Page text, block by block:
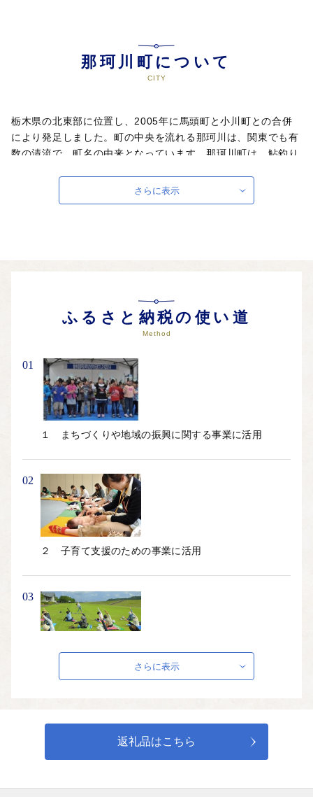
那珂川町について
栃木県の北東部に位置し、2005年に馬頭町と小川町との合併
により発足しました。町の中央を流れる那珂川は、関東でも有
数の清流で、町名の由来となっています。那珂川町は、鮎釣り
です。温泉や美術館、ゴルフ場やキャンプ場などの観光施設が
あり、訪れる人々の心を癒します。この町に暮らす人々の心や
さらに表示
ふるさと納税の使い道
Method
01
１　まちづくりや地域の振興に関する事業に活用
02
２　子育て支援のための事業に活用
03
３　保健福祉の増進や地域福祉の向上に活用
さらに表示
返礼品はこちら